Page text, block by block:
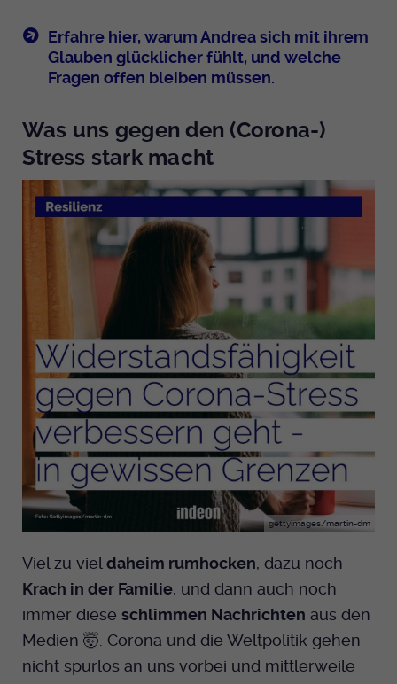
Erfahre hier, warum Andrea sich mit ihrem
Glauben glücklicher fühlt, und welche
Fragen offen bleiben müssen.
Was uns gegen den (Corona-)
Stress stark macht
gettyimages/martin-dm
Viel zu viel daheim rumhocken, dazu noch
Krach in der Familie, und dann auch noch
immer diese schlimmen Nachrichten aus den
Medien 🤯. Corona und die Weltpolitik gehen
nicht spurlos an uns vorbei und mittlerweile
Zweck
Dient zur Speicherung der Cookie Opt-In
Einstellungen. Eine optionale Nummer
nach dem Namen gibt lediglich eine